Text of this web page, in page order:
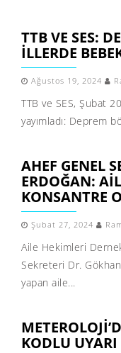
TTB VE SES:
ILLERDE
Ağustos 19, 2024
TTB ve SES, Şubat
yayımladı: Deprem
AHEF GENEL
ERDOĞAN:
KONSANTRE
Şubat 27, 2024
Aile Hekimleri
Sekreteri Dr.
yapan aile...
KODLU UYARI